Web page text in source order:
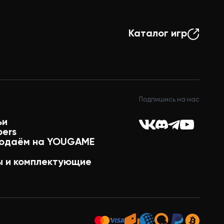
Каталог игр
на YOUGAME
и комплектующие
Подпишись на нас